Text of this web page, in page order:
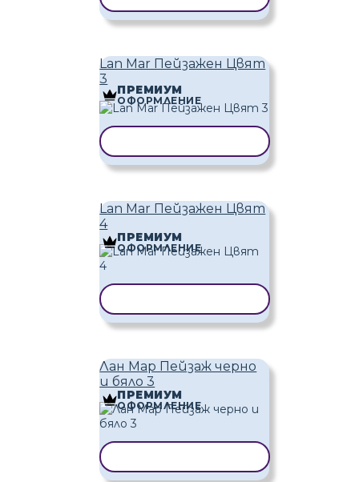
Lan Mar Пейзажен Цвят
3
ПРЕМИУМ
ОФОРМЛЕНИЕ
Lan Mar Пейзажен Цвят
4
ПРЕМИУМ
ОФОРМЛЕНИЕ
Лан Мар Пейзаж черно
и бяло 3
ПРЕМИУМ
ОФОРМЛЕНИЕ